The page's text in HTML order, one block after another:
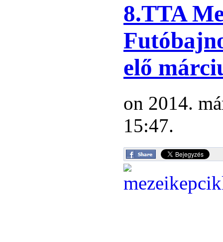
8.TTA
elő
on 2014.
15:47.